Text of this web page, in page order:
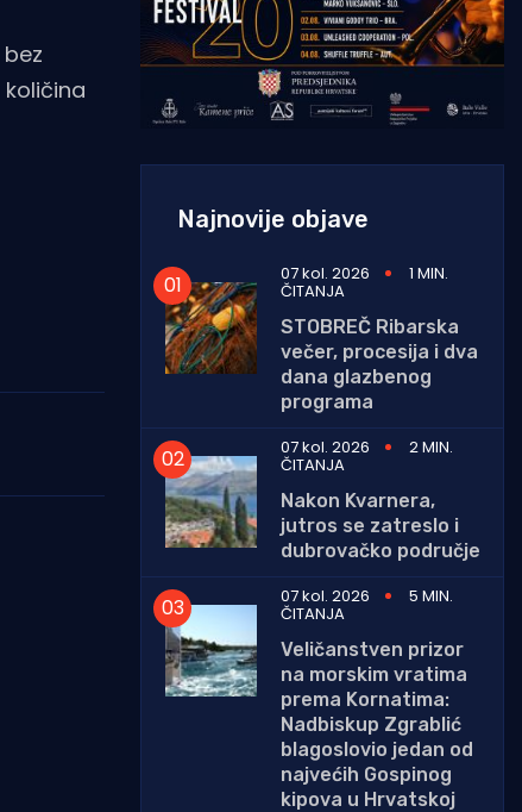
Najnovije objave
07 kol. 2026 1 MIN.
ČITANJA
STOBREČ Ribarska
večer, procesija i dva
dana glazbenog
programa
07 kol. 2026
2 MIN.
ČITANJA
Nakon Kvarnera,
jutros se zatreslo i
dubrovačko područje
07 kol. 2026
5 MIN.
ČITANJA
Veličanstven prizor
na morskim vratima
prema Kornatima:
Nadbiskup Zgrablić
blagoslovio jedan od
najvećih Gospinog
kipova u Hrvatskoj